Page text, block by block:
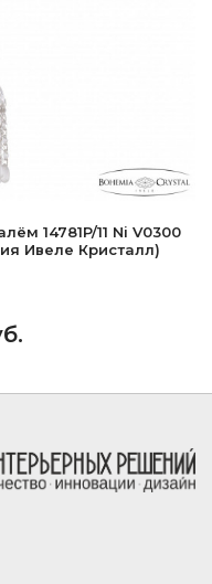
14781P/11 Ni V0300
Ивеле Кристалл)